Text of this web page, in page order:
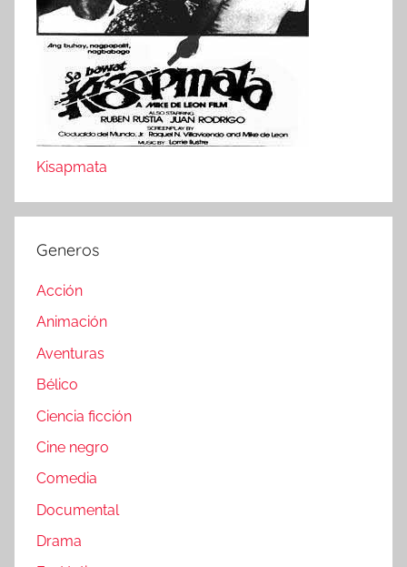
Kisapmata
Generos
Acción
Animación
Aventuras
Bélico
Ciencia ficción
Cine negro
Comedia
Documental
Drama